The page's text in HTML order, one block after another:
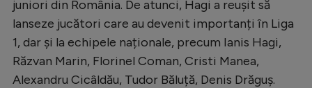
Gimnastică
Auto
Rugby
juniori din România. De atunci, Hagi a reușit să
lanseze jucători care au devenit importanți în Liga
1, dar și la echipele naționale, precum Ianis Hagi,
Răzvan Marin, Florinel Coman, Cristi Manea,
Alexandru Cicâldău, Tudor Băluță, Denis Drăguș.